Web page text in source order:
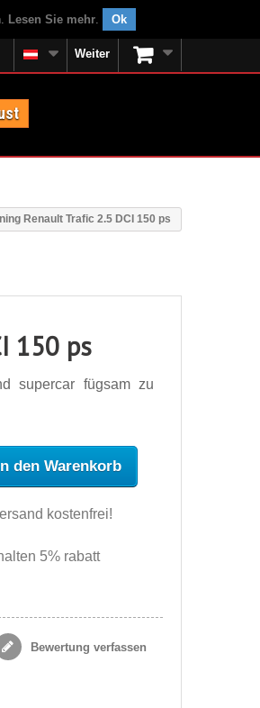
Lesen Sie mehr. Ok
Weiter
Renault Trafic 2.5 DCI 150 ps
150 ps
supercar fügsam zu
den Warenkorb
kostenfrei!
5% rabatt
Bewertung verfassen